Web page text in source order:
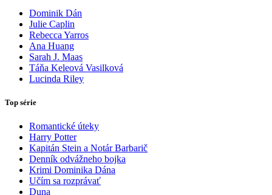
Dominik Dán
Julie Caplin
Rebecca Yarros
Ana Huang
Sarah J. Maas
Táňa Keleová Vasilková
Lucinda Riley
Top série
Romantické úteky
Harry Potter
Kapitán Stein a Notár Barbarič
Denník odvážneho bojka
Krimi Dominika Dána
Učím sa rozprávať
Duna